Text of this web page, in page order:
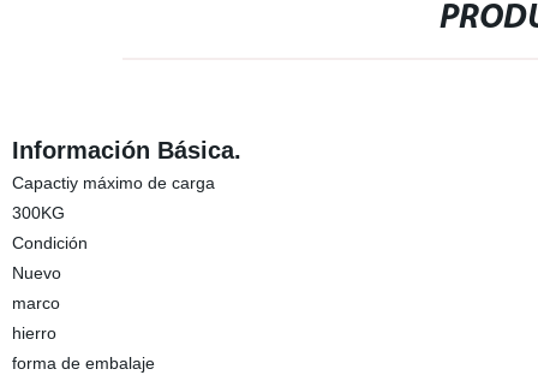
Información Básica.
Capactiy máximo de carga
300KG
Condición
Nuevo
marco
hierro
forma de embalaje